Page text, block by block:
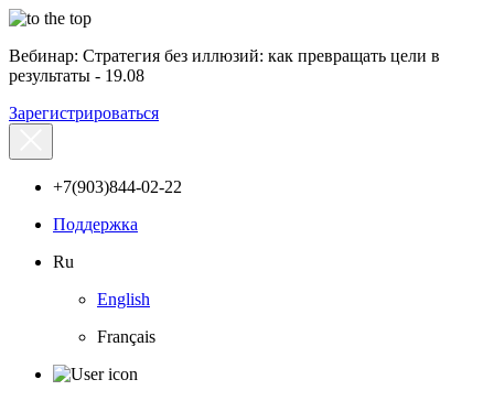
Вебинар: Стратегия без иллюзий: как превращать цели в
результаты - 19.08
Зарегистрироваться
+7(903)844-02-22
Поддержка
Ru
English
Français